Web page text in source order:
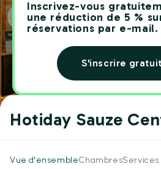
Inscrivez-vous
une réduction de 5 %
réservations par e-mail.
S'inscrire
Hotiday Sauze
Vue d'ensembleChambres